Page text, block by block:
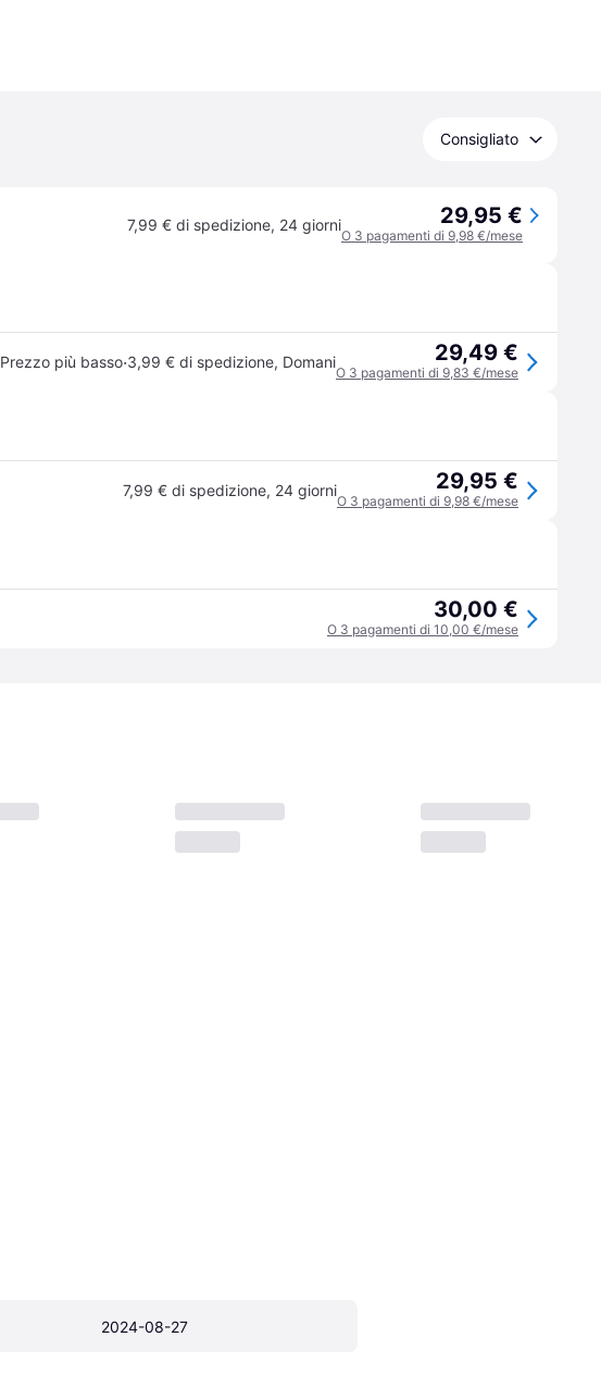
Consigliato
7,99 € di spedizione, 24 giorni 29,95 €
O 3 pagamenti di 9,98 €/mese
Prezzo più basso·3,99 € di spedizione, Domani 29,49 €
O 3 pagamenti di 9,83 €/mese
7,99 € di spedizione, 24 giorni 29,95 €
O 3 pagamenti di 9,98 €/mese
30,00 €
O 3 pagamenti di 10,00 €/mese
2024-08-27